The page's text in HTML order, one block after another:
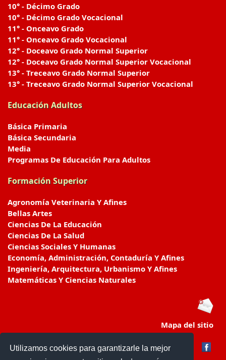
Utilizamos cookies para garantizarle la mejor
10° - Décimo Grado
10° - Décimo Grado Vocacional
11° - Onceavo Grado
11° - Onceavo Grado Vocacional
12° - Doceavo Grado Normal Superior
12° - Doceavo Grado Normal Superior Vocacional
13° - Treceavo Grado Normal Superior
13° - Treceavo Grado Normal Superior Vocacional
Educación Adultos
Básica Primaria
Básica Secundaria
Media
Programas De Educación Para Adultos
Formación Superior
Agronomía Veterinaria Y Afines
Bellas Artes
Ciencias De La Educación
Ciencias De La Salud
Ciencias Sociales Y Humanas
Economía, Administración, Contaduría Y Afines
Ingeniería, Arquitectura, Urbanismo Y Afines
Matemáticas Y Ciencias Naturales
Mapa del sitio